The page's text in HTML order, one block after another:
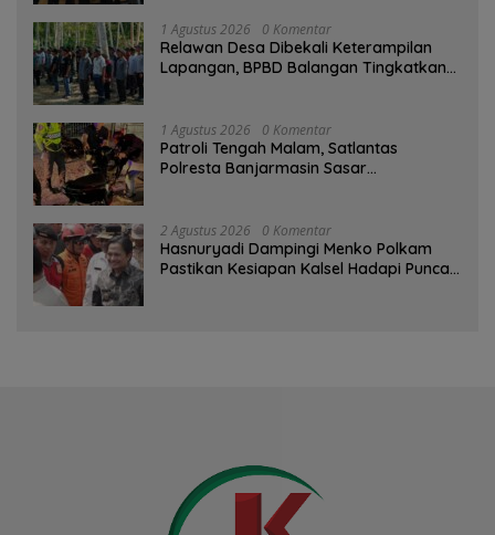
1 Agustus 2026 0 Komentar
Relawan Desa Dibekali Keterampilan
Lapangan, BPBD Balangan Tingkatkan
1 Agustus 2026 0 Komentar
Patroli Tengah Malam, Satlantas
Polresta Banjarmasin Sasar
2 Agustus 2026 0 Komentar
Hasnuryadi Dampingi Menko Polkam
Pastikan Kesiapan Kalsel Hadapi Puncak